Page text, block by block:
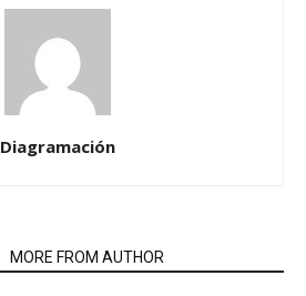
Diagramación
MORE FROM AUTHOR